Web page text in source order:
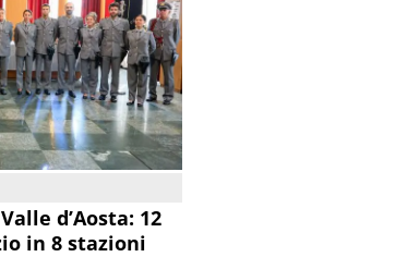
d’Aosta: 12
in 8 stazioni